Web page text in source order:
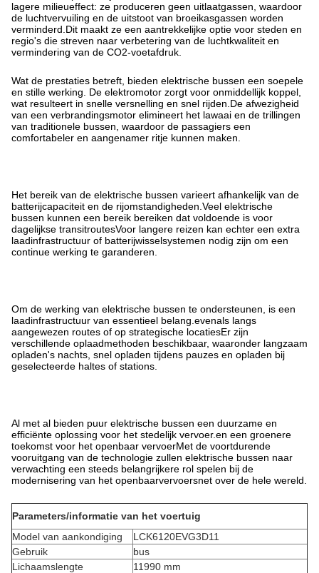
lagere milieueffect: ze produceren geen uitlaatgassen, waardoor
de luchtvervuiling en de uitstoot van broeikasgassen worden
verminderd.Dit maakt ze een aantrekkelijke optie voor steden en
regio's die streven naar verbetering van de luchtkwaliteit en
vermindering van de CO2-voetafdruk.
Wat de prestaties betreft, bieden elektrische bussen een soepele
en stille werking. De elektromotor zorgt voor onmiddellijk koppel,
wat resulteert in snelle versnelling en snel rijden.De afwezigheid
van een verbrandingsmotor elimineert het lawaai en de trillingen
van traditionele bussen, waardoor de passagiers een
comfortabeler en aangenamer ritje kunnen maken.
Het bereik van de elektrische bussen varieert afhankelijk van de
batterijcapaciteit en de rijomstandigheden.Veel elektrische
bussen kunnen een bereik bereiken dat voldoende is voor
dagelijkse transitroutesVoor langere reizen kan echter een extra
laadinfrastructuur of batterijwisselsystemen nodig zijn om een
continue werking te garanderen.
Om de werking van elektrische bussen te ondersteunen, is een
laadinfrastructuur van essentieel belang.evenals langs
aangewezen routes of op strategische locatiesEr zijn
verschillende oplaadmethoden beschikbaar, waaronder langzaam
opladen's nachts, snel opladen tijdens pauzes en opladen bij
geselecteerde haltes of stations.
Al met al bieden puur elektrische bussen een duurzame en
efficiënte oplossing voor het stedelijk vervoer.en een groenere
toekomst voor het openbaar vervoerMet de voortdurende
vooruitgang van de technologie zullen elektrische bussen naar
verwachting een steeds belangrijkere rol spelen bij de
modernisering van het openbaarvervoersnet over de hele wereld.
Parameters/informatie van het voertuig
Model van aankondiging
LCK6120EVG3D11
Gebruik
bus
Lichaamslengte
11990 mm